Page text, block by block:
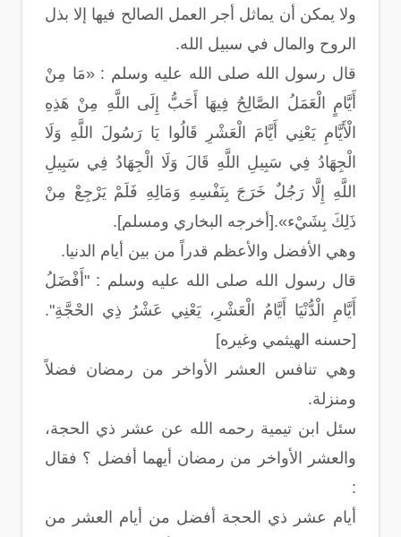
ولا يمكن أن يماثل أجر العمل الصالح فيها إلا بذل
الروح والمال في سبيل الله.
قال رسول الله صلى الله عليه وسلم : «مَا مِنْ
أَيَّامٍ الْعَمَلُ الصَّالِحُ فِيهَا أَحَبُّ إِلَى اللَّهِ مِنْ هَذِهِ
الْأَيَّامِ يَعْنِي أَيَّامَ الْعَشْرِ قَالُوا يَا رَسُولَ اللَّهِ وَلَا
الْجِهَادُ فِي سَبِيلِ اللَّهِ قَالَ وَلَا الْجِهَادُ فِي سَبِيلِ
اللَّهِ إِلَّا رَجُلٌ خَرَجَ بِنَفْسِهِ وَمَالِهِ فَلَمْ يَرْجِعْ مِنْ
ذَلِكَ بِشَيْء».[أخرجه البخاري ومسلم].
وهي الأفضل والأعظم قدراً من بين أيام الدنيا.
قال رسول الله صلى الله عليه وسلم : "أَفْضَلُ
أَيَّامِ الْدُّنْيَا أَيَّامُ الْعَشْرِ، يَعْنِي عَشْرُ ذِي الحْجَّةِ".
[حسنه الهيثمي وغيره]
وهي تنافس العشر الأواخر من رمضان فضلاً
ومنزلة.
سئل ابن تيمية رحمه الله عن عشر ذي الحجة،
والعشر الأواخر من رمضان أيهما أفضل ‏؟‏ فقال
:
أيام عشر ذي الحجة أفضل من أيام العشر من